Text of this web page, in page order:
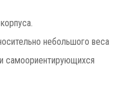
небольшого веса
самоориентирующихся